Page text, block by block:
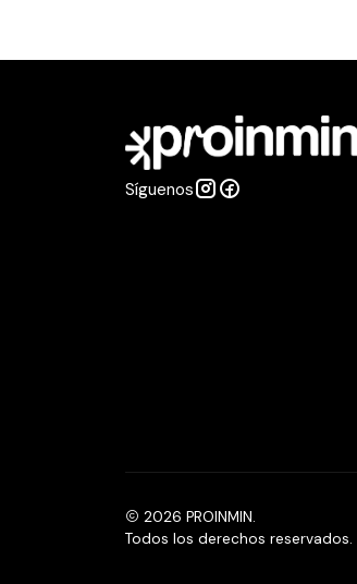
Síguenos
2026 PROINMIN.
Todos los derechos reservados.